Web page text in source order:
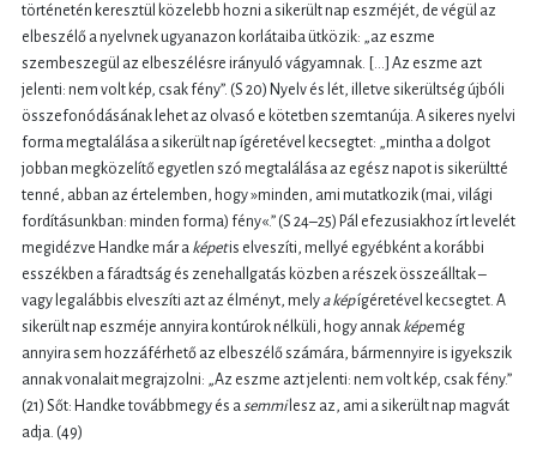
történetén keresztül közelebb hozni a sikerült nap eszméjét, de végül az
elbeszélő a nyelvnek ugyanazon korlátaiba ütközik: „az eszme
szembeszegül az elbeszélésre irányuló vágyamnak. […] Az eszme azt
jelenti: nem volt kép, csak fény”. (S 20) Nyelv és lét, illetve sikerültség újbóli
összefonódásának lehet az olvasó e kötetben szemtanúja. A sikeres nyelvi
forma megtalálása a sikerült nap ígéretével kecsegtet: „mintha a dolgot
jobban megközelítő egyetlen szó megtalálása az egész napot is sikerültté
tenné, abban az értelemben, hogy »minden, ami mutatkozik (mai, világi
fordításunkban: minden forma) fény«.” (S 24–25) Pál efezusiakhoz írt levelét
megidézve Handke már a képetis elveszíti, mellyé egyébként a korábbi
esszékben a fáradtság és zenehallgatás közben a részek összeálltak –
vagy legalábbis elveszíti azt az élményt, mely a képígéretével kecsegtet. A
sikerült nap eszméje annyira kontúrok nélküli, hogy annak képemég
annyira sem hozzáférhető az elbeszélő számára, bármennyire is igyekszik
annak vonalait megrajzolni: „Az eszme azt jelenti: nem volt kép, csak fény.”
(21) Sőt: Handke továbbmegy és a semmilesz az, ami a sikerült nap magvát
adja. (49)